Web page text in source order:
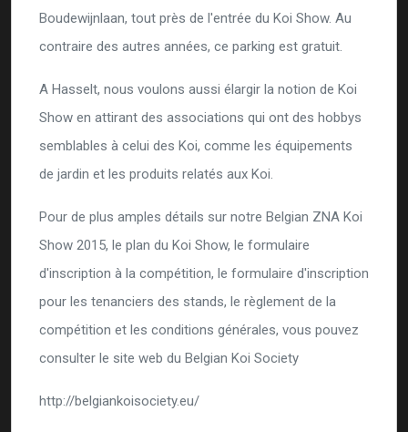
Boudewijnlaan, tout près de l'entrée du Koi Show. Au
contraire des autres années, ce parking est gratuit.
A Hasselt, nous voulons aussi élargir la notion de Koi
Show en attirant des associations qui ont des hobbys
semblables à celui des Koi, comme les équipements
de jardin et les produits relatés aux Koi.
Pour de plus amples détails sur notre Belgian ZNA Koi
Show 2015, le plan du Koi Show, le formulaire
d'inscription à la compétition, le formulaire d'inscription
pour les tenanciers des stands, le règlement de la
compétition et les conditions générales, vous pouvez
consulter le site web du Belgian Koi Society
http://belgiankoisociety.eu/